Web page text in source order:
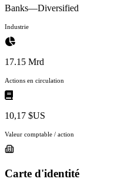
Banks—Diversified
Industrie
17.15 Mrd
Actions en circulation
10,17 $US
Valeur comptable / action
Carte d'identité